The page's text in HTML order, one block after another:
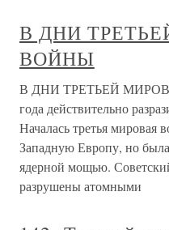
В ДНИ
ВОЙНЫ
В ДНИ ТРЕТЬЕЙ
года действительно
Началась третья мировая
Западную Европу, но
ядерной мощью.
разрушены атомными